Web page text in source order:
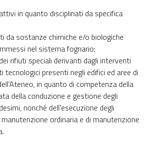
in quanto disciplinati da specifica
da sostanze chimiche e/o biologiche
nel sistema fognario;
rifiuti speciali derivanti dagli interventi
tecnologici presenti negli edifici ed aree di
in quanto di competenza della
della conduzione e gestione degli
nonché dell'esecuzione degli
ordinaria e di manutenzione